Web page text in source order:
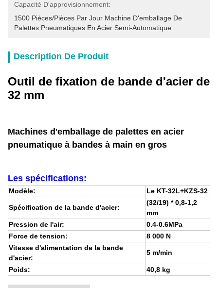
Capacité D'approvisionnement:
1500 Pièces/pièces Par Jour Machine D'emballage De
Palettes Pneumatiques En Acier Semi-Automatique
Description De Produit
Outil de fixation de bande d'acier de
32 mm
Machines d'emballage de palettes en acier
pneumatique à bandes à main en gros
Les spécifications:
Modèle: Le KT-32L+KZS-32
Spécification de la bande d'acier:
(32/19) * 0,8-1,2
mm
Pression de l'air:
0.4-0.6MPa
Force de tension:
8 000 N
Vitesse d'alimentation de la bande
d'acier:
5 m/min
Poids: 40,8 kg